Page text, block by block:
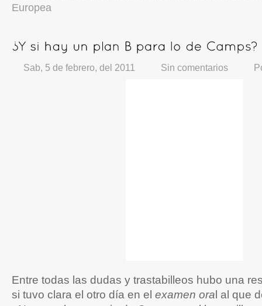
Europea
Sab, 5 de febrero, del 2011 Sin comentarios
Entre todas las dudas y trastabilleos hubo una
si tuvo clara el otro día en el examen ora l al que